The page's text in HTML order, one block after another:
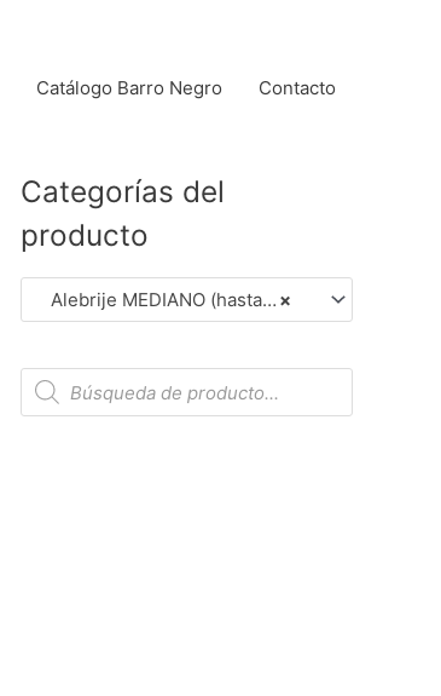
Catálogo Barro Negro Contacto
Categorías del
producto
×
Alebrije MEDIANO (hasta 14 cm aprox.). (Dar Clic en Foto para Ver Detalles)
B
s